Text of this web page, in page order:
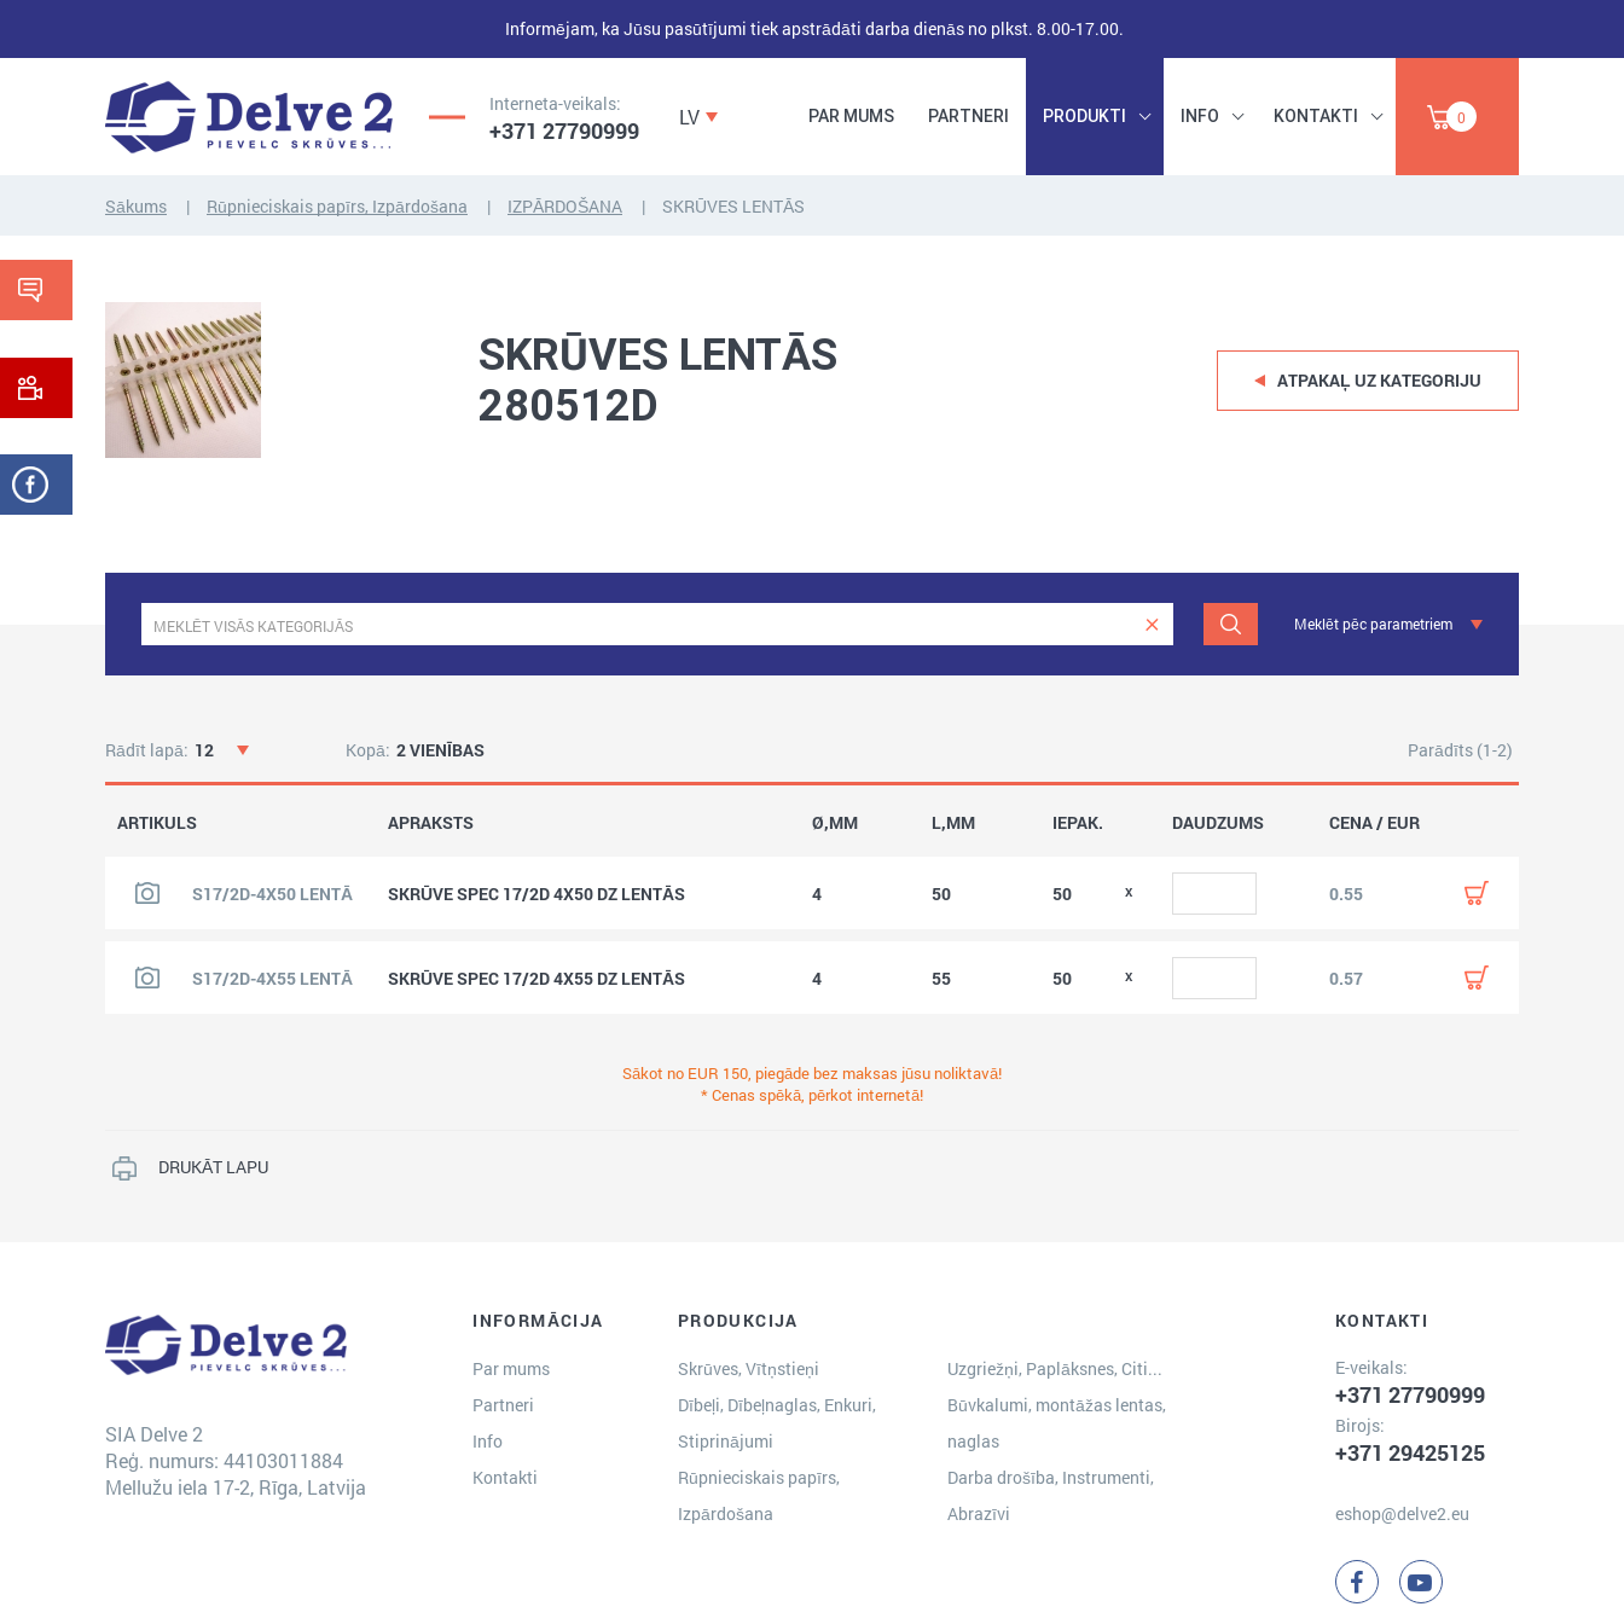
Informējam, ka Jūsu pasūtījumi tiek apstrādāti darba dienās no plkst. 8.00-17.00.
Interneta-veikals:
+371 27790999 LV PAR MUMS PARTNERI PRODUKTI
VĪTŅSTIEŅI
STIPRINĀJUMI
INFO KONTAKTI 0
Sākums Rūpnieciskais papīrs, Izpārdošana IZPĀRDOŠANA SKRŪVES LENTĀS
SKRŪVES LENTĀS
280512D
ATPAKAĻ UZ KATEGORIJU
Meklēt pēc parametriem
Rādīt lapā: 12 Kopā: 2 VIENĪBAS Parādīts (1-2)
ARTIKULS APRAKSTS Ø,MM L,MM IEPAK. DAUDZUMS CENA / EUR
S17/2D-4X50 LENTĀ SKRŪVE SPEC 17/2D 4X50 DZ LENTĀS 4 50 50 0.55
S17/2D-4X55 LENTĀ SKRŪVE SPEC 17/2D 4X55 DZ LENTĀS 4 55 50 0.57
Sākot no EUR 150, piegāde bez maksas jūsu noliktavā!
* Cenas spēkā, pērkot internetā!
DRUKĀT LAPU
SIA Delve 2
Reģ. numurs: 44103011884
Mellužu iela 17-2, Rīga, Latvija
INFORMĀCIJA
Par mums
Partneri
Info
Kontakti
PRODUKCIJA
Skrūves, Vītņstieņi
Uzgriežņi, Paplāksnes, Citi...
Dībeļi, Dībeļnaglas, Enkuri,
Stiprinājumi
Būvkalumi, montāžas lentas,
naglas
Rūpnieciskais papīrs,
Izpārdošana
Darba drošība, Instrumenti,
Abrazīvi
KONTAKTI
E-veikals:
+371 27790999
Birojs:
+371 29425125
eshop@delve2.eu